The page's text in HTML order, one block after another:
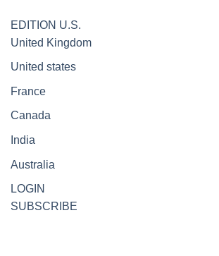
EDITION U.S.
United Kingdom
United states
France
Canada
India
Australia
LOGIN
SUBSCRIBE